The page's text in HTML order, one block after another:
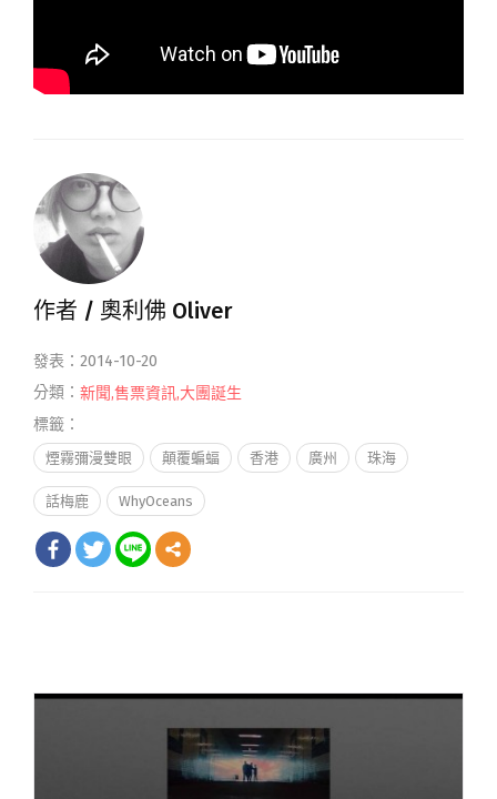
作者 / 奧利佛 Oliver
發表：2014-10-20
分類： 新聞,售票資訊,大團誕生
標籤：
煙霧彌漫雙眼 顛覆蝙蝠 香港 廣州 珠海
話梅鹿 WhyOceans